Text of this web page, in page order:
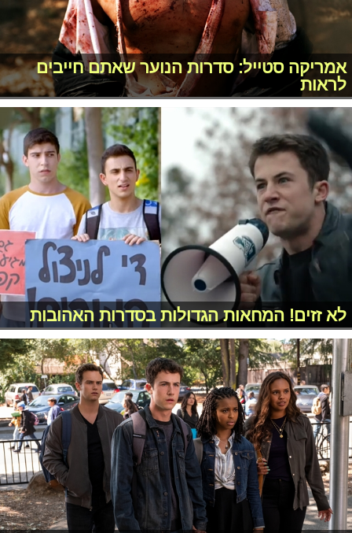
אמריקה סטייל: סדרות הנוער שאתם חייבים
לראות
לא זזים! המחאות הגדולות בסדרות האהובות